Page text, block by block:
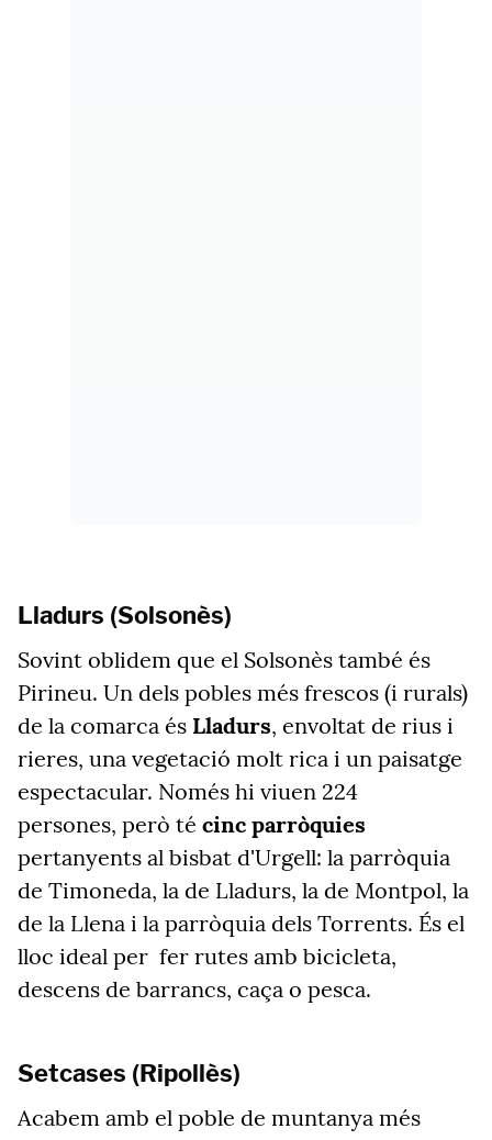
Lladurs (Solsonès)
Sovint oblidem que el Solsonès també és
Pirineu. Un dels pobles més frescos (i rurals)
de la comarca és Lladurs, envoltat de rius i
rieres, una vegetació molt rica i un paisatge
espectacular. Només hi viuen 224
persones, però té cinc parròquies
pertanyents al bisbat d'Urgell: la parròquia
de Timoneda, la de Lladurs, la de Montpol, la
de la Llena i la parròquia dels Torrents. És el
lloc ideal per fer rutes amb bicicleta,
descens de barrancs, caça o pesca.
Setcases (Ripollès)
Acabem amb el poble de muntanya més